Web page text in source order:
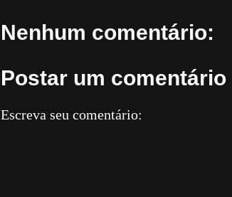
Nenhum comentário:
Postar um comentário
Escreva seu comentário: